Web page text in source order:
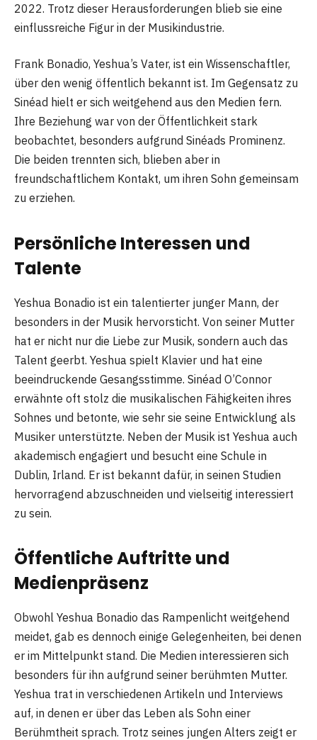
2022. Trotz dieser Herausforderungen blieb sie eine
einflussreiche Figur in der Musikindustrie.
Frank Bonadio, Yeshua’s Vater, ist ein Wissenschaftler,
über den wenig öffentlich bekannt ist. Im Gegensatz zu
Sinéad hielt er sich weitgehend aus den Medien fern.
Ihre Beziehung war von der Öffentlichkeit stark
beobachtet, besonders aufgrund Sinéads Prominenz.
Die beiden trennten sich, blieben aber in
freundschaftlichem Kontakt, um ihren Sohn gemeinsam
zu erziehen.
Persönliche Interessen und
Talente
Yeshua Bonadio ist ein talentierter junger Mann, der
besonders in der Musik hervorsticht. Von seiner Mutter
hat er nicht nur die Liebe zur Musik, sondern auch das
Talent geerbt. Yeshua spielt Klavier und hat eine
beeindruckende Gesangsstimme. Sinéad O’Connor
erwähnte oft stolz die musikalischen Fähigkeiten ihres
Sohnes und betonte, wie sehr sie seine Entwicklung als
Musiker unterstützte. Neben der Musik ist Yeshua auch
akademisch engagiert und besucht eine Schule in
Dublin, Irland. Er ist bekannt dafür, in seinen Studien
hervorragend abzuschneiden und vielseitig interessiert
zu sein.
Öffentliche Auftritte und
Medienpräsenz
Obwohl Yeshua Bonadio das Rampenlicht weitgehend
meidet, gab es dennoch einige Gelegenheiten, bei denen
er im Mittelpunkt stand. Die Medien interessieren sich
besonders für ihn aufgrund seiner berühmten Mutter.
Yeshua trat in verschiedenen Artikeln und Interviews
auf, in denen er über das Leben als Sohn einer
Berühmtheit sprach. Trotz seines jungen Alters zeigt er